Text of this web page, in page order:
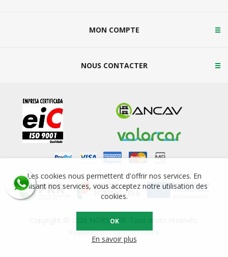
MON COMPTE
NOUS CONTACTER
Copyright © 2026 NORSIDER. Tous droits réservés.
Powered bynopCommerce
Les cookies nous permettent d'offrir nos services. En
utilisant nos services, vous acceptez notre utilisation des
cookies.
OK
En savoir plus